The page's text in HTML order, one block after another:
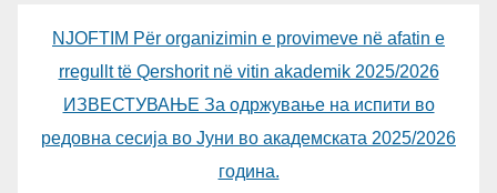
NJOFTIM Për organizimin e provimeve në afatin e
rregullt të Qershorit në vitin akademik 2025/2026
ИЗВЕСТУВАЊЕ За одржување на испити во
редовна сесија во Јуни во академската 2025/2026
година.